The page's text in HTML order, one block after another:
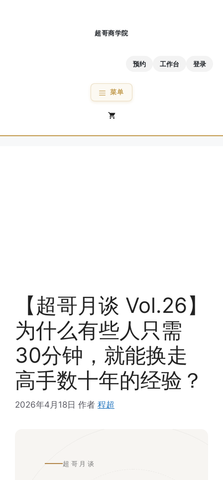
预约 工作台 登录
菜单
【超哥月谈 Vol.26】
为什么有些人只需
30分钟，就能换走
高手数十年的经验？
2026年4月18日 作者 程超
超哥月谈